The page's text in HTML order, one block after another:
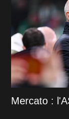
Mercato :